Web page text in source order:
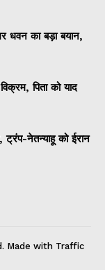
धवन का बड़ा बयान,
पिता को याद
नेतन्याहू को ईरान
Made with Traffic